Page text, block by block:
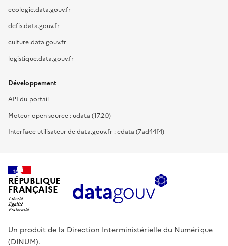
ecologie.data.gouv.fr
defis.data.gouv.fr
culture.data.gouv.fr
logistique.data.gouv.fr
Développement
API du portail
Moteur open source : udata (17.2.0)
Interface utilisateur de data.gouv.fr : cdata (7ad44f4)
RÉPUBLIQUE
FRANÇAISE
Un produit de la Direction Interministérielle du Numérique
(DINUM).